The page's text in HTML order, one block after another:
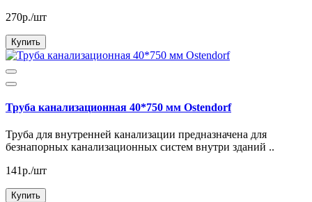
270р./шт
Купить
Труба канализационная 40*750 мм Ostendorf
Труба для внутренней канализации предназначена для
безнапорных канализационных систем внутри зданий ..
141р./шт
Купить